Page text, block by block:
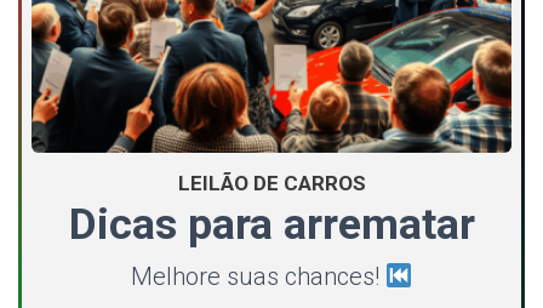
LEILÃO DE CARROS
Dicas para arrematar
Melhore suas chances!